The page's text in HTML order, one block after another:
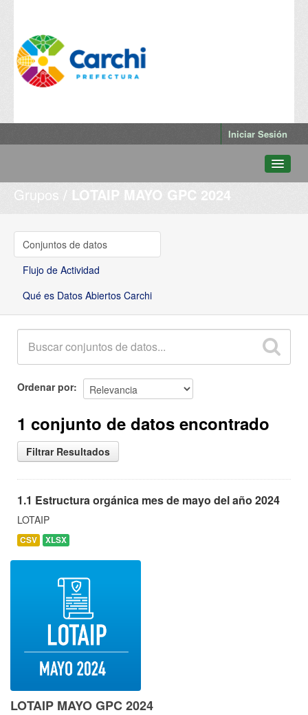
Iniciar Sesión
Conjuntos de datos
Grupos
Qué es Datos Abiertos Carchi
Grupos LOTAIP MAYO GPC 2024
Conjuntos de datos
Flujo de Actividad
Qué es Datos Abiertos Carchi
Ordenar por
1 conjunto de datos encontrado
Filtrar Resultados
1.1 Estructura orgánica mes de mayo del año 2024
LOTAIP
CSV XLSX
LOTAIP MAYO GPC 2024